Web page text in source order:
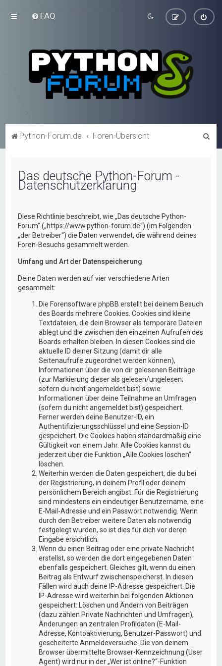
FAQ
Python-Forum.de Foren-Übersicht
Das deutsche Python-Forum -
Datenschutzerklärung
Diese Richtlinie beschreibt, wie „Das deutsche Python-
Forum“ („https://www.python-forum.de“) (im Folgenden
„der Betreiber“) die Daten verwendet, die während deines
Foren-Besuchs gesammelt werden.
Umfang und Art der Datenspeicherung
Deine Daten werden auf vier verschiedene Arten
gesammelt:
Die Forensoftware phpBB erstellt bei deinem Besuch
des Boards mehrere Cookies. Cookies sind kleine
Textdateien, die dein Browser als temporäre Dateien
ablegt und die zwischen den einzelnen Aufrufen des
Boards erhalten bleiben. In diesen Cookies sind die
aktuelle ID deiner Sitzung (damit dir alle
Seitenaufrufe zugeordnet werden können),
Informationen über die von dir gelesenen Beiträge
(zur Markierung dieser als gelesen/ungelesen;
sofern du nicht angemeldet bist) sowie
Informationen über deine Teilnahme an Umfragen
(sofern du nicht angemeldet bist) gespeichert.
Ferner werden deine Benutzer-ID, ein
Authentifizierungsschlüssel und eine Session-ID
gespeichert. Die Cookies haben standardmäßig eine
Gültigkeit von einem Jahr. Alle Cookies kannst du
jederzeit über die Funktion „Alle Cookies löschen“
löschen.
Weiterhin werden die Daten gespeichert, die du bei
der Registrierung, in deinem Profil oder deinem
persönlichem Bereich angibst. Für die Registrierung
sind mindestens ein eindeutiger Benutzername, eine
E-Mail-Adresse und ein Passwort notwendig. Wenn
durch den Betreiber weitere Daten als notwendig
festgelegt wurden, so ist dies für dich vor deren
Eingabe ersichtlich.
Wenn du einen Beitrag oder eine private Nachricht
erstellst, so werden die dort eingegebenen Daten
ebenfalls gespeichert. Gleiches gilt, wenn du einen
Beitrag als Entwurf zwischenspeicherst. In diesen
Fällen wird auch deine IP-Adresse gespeichert. Die
IP-Adresse wird weiterhin bei folgenden Aktionen
gespeichert: Löschen und Ändern von Beiträgen
(dazu zählen Private Nachrichten und Umfragen),
Änderungen an zentralen Profildaten (E-Mail-
Adresse, Kontoaktivierung, Benutzer-Passwort) und
gescheiterte Anmeldeversuche. Die von deinem
Browser übermittelte Browser-Kennzeichnung (User
Agent) wird nur in der „Wer ist online?“-Funktion